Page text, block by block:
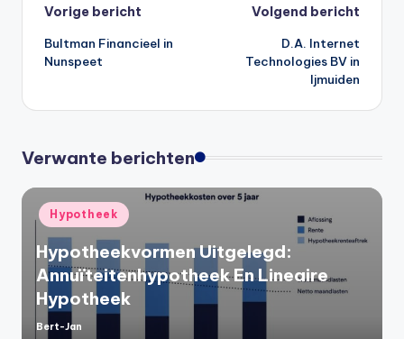
Bericht
navigatie
Vorige bericht
Bultman Financieel in
Nunspeet
Volgend bericht
D.A. Internet
Technologies BV in
Ijmuiden
Verwante berichten
Geplaatst
in
Hypotheek
Hypotheekvormen Uitgelegd:
Annuïteitenhypotheek En Lineaire
Hypotheek
Geplaatst
Bert-Jan